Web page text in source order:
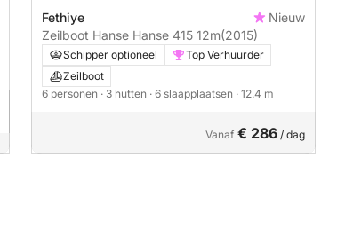
Fethiye
Nieuw
Zeilboot Hanse Hanse 415 12m(2015)
Schipper optioneel
Top Verhuurder
Zeilboot
6 personen · 3 hutten · 6 slaapplaatsen · 12.4 m
Vanaf € 286 / dag